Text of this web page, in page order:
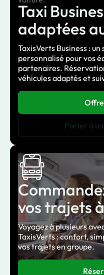
Taxi
adaptées
TaxisVerts Business :
personnalisé pour vos
partenaires.
véhicules adaptés et
Parler à
vos trajets
Voyagez à plusieurs
TaxisVerts : confort,
vos trajets en groupe.